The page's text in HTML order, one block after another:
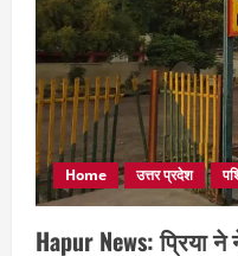
Home उत्तर प्रदेश
Hapur News: प्रिया